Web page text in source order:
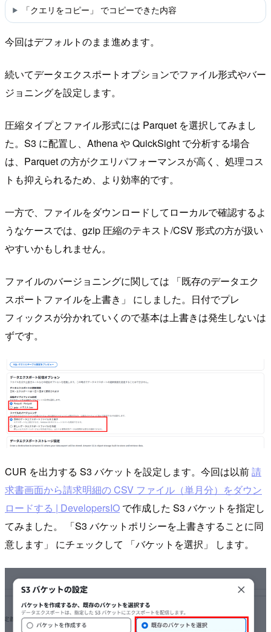
「クエリをコピー」 でコピーできた内容
今回はデフォルトのまま進めます。
続いてデータエクスポートオプションでファイル形式やバー
ジョニングを設定します。
圧縮タイプとファイル形式には Parquet を選択してみまし
た。S3 に配置し、Athena や QuickSight で分析する場合
は、Parquet の方がクエリパフォーマンスが高く、処理コス
トも抑えられるため、より効率的です。
一方で、ファイルをダウンロードしてローカルで確認するよ
うなケースでは、gzip 圧縮のテキスト/CSV 形式の方が扱い
やすいかもしれません。
ファイルのバージョニングに関しては 「既存のデータエク
スポートファイルを上書き」 にしました。日付でプレ
フィックスが分かれていくので基本は上書きは発生しないは
ずです。
CUR を出力する S3 バケットを設定します。今回は以前請
求書画面から請求明細の CSV ファイル（単月分）をダウン
ロードする | DevelopersIO で作成した S3 バケットを指定し
てみました。 「S3 バケットポリシーを上書きすることに同
意します」 にチェックして 「バケットを選択」 します。